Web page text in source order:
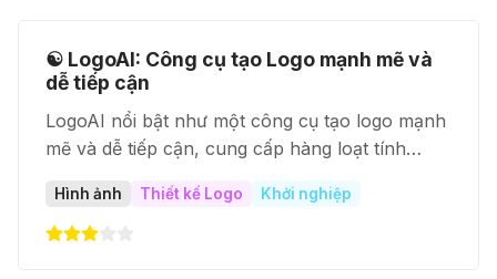
☯ LogoAI: Công cụ tạo Logo mạnh mẽ và
dễ tiếp cận
LogoAI nổi bật như một công cụ tạo logo mạnh
mẽ và dễ tiếp cận, cung cấp hàng loạt tính
Nó tạo ra sự cân bằng hoàn hảo giữa sự đơn
giản và
Hình ảnh Thiết kế Logo Khởi nghiệp